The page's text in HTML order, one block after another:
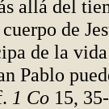
allá del
de
de la
Pablo
1 Co 15,